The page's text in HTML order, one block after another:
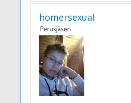
homersexual